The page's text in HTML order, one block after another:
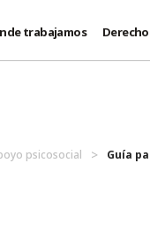
trabajamos
psicosocial Guía